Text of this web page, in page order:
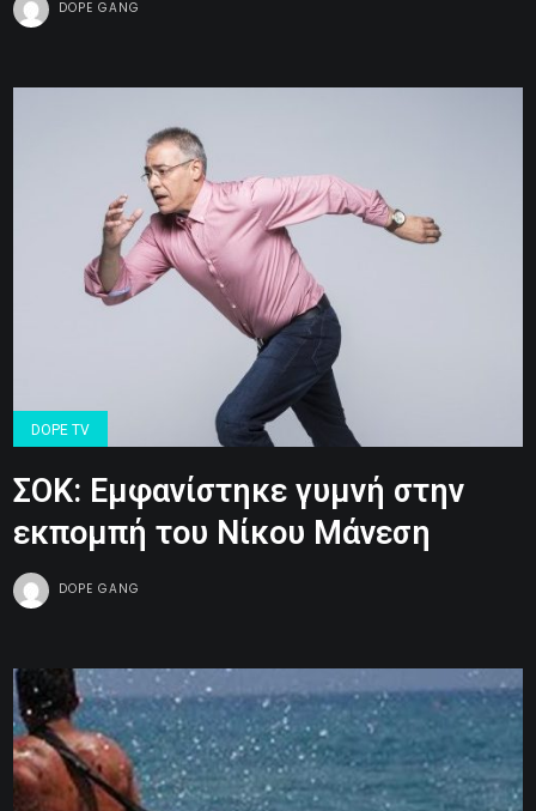
DOPE GANG
DOPE TV
ΣΟΚ: Εμφανίστηκε γυμνή στην
εκπομπή του Νίκου Μάνεση
DOPE GANG